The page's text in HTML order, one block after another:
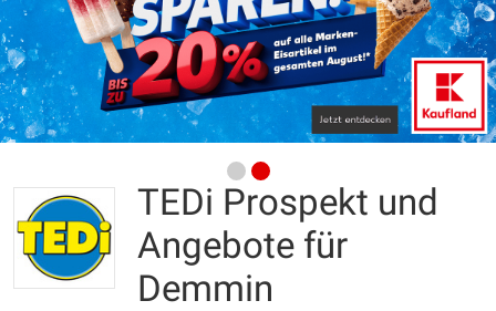
TEDi Prospekt und
Angebote für
Demmin